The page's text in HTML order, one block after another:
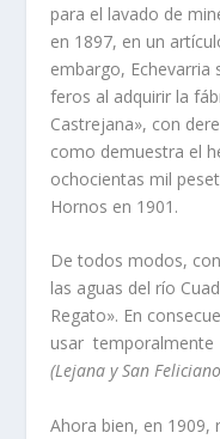
para el lavado de
en 1897, en un
embargo,
feros al adquirir la
Castrejana», con
como demuestra el
ochocientas mil
Hornos en 1901.
De todos modos,
las aguas del rí­o
Regato». En
usar temporalmente
(Lejana y San
Ahora bien, en 1909,